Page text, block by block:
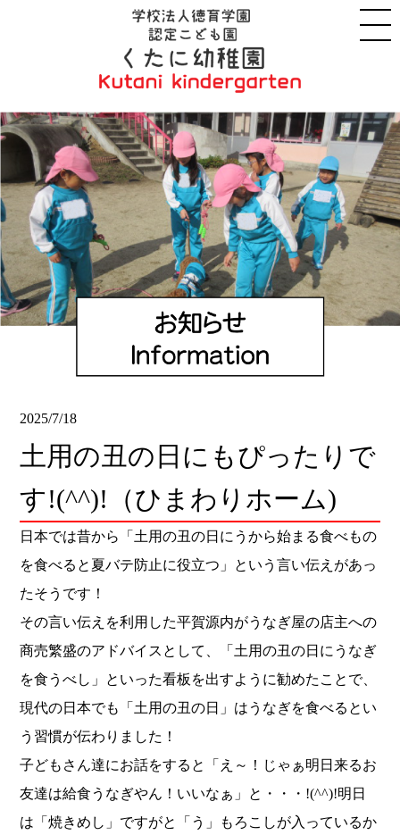
2025/7/18
土用の丑の日にもぴったりで
す!(^^)!（ひまわりホーム)
日本では昔から「土用の丑の日にうから始まる食べもの
を食べると夏バテ防止に役立つ」という言い伝えがあっ
たそうです！
その言い伝えを利用した平賀源内がうなぎ屋の店主への
商売繁盛のアドバイスとして、「土用の丑の日にうなぎ
を食うべし」といった看板を出すように勧めたことで、
現代の日本でも「土用の丑の日」はうなぎを食べるとい
う習慣が伝わりました！
子どもさん達にお話をすると「え～！じゃぁ明日来るお
友達は給食うなぎやん！いいなぁ」と・・・!(^^)!明日
は「焼きめし」ですがと「う」もろこしが入っているか